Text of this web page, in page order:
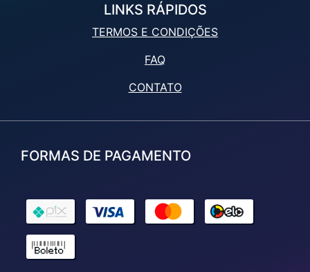
LINKS RÁPIDOS
TERMOS E CONDIÇÕES
FAQ
CONTATO
FORMAS DE PAGAMENTO